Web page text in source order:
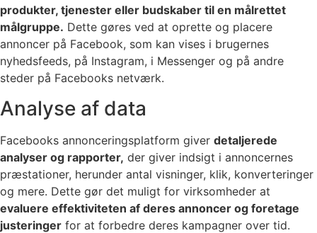
produkter, tjenester eller budskaber til en målrettet
målgruppe. Dette gøres ved at oprette og placere
annoncer på Facebook, som kan vises i brugernes
nyhedsfeeds, på Instagram, i Messenger og på andre
steder på Facebooks netværk.
Analyse af data
Facebooks annonceringsplatform giver detaljerede
analyser og rapporter, der giver indsigt i annoncernes
præstationer, herunder antal visninger, klik, konverteringer
og mere. Dette gør det muligt for virksomheder at
evaluere effektiviteten af deres annoncer og foretage
justeringer for at forbedre deres kampagner over tid.